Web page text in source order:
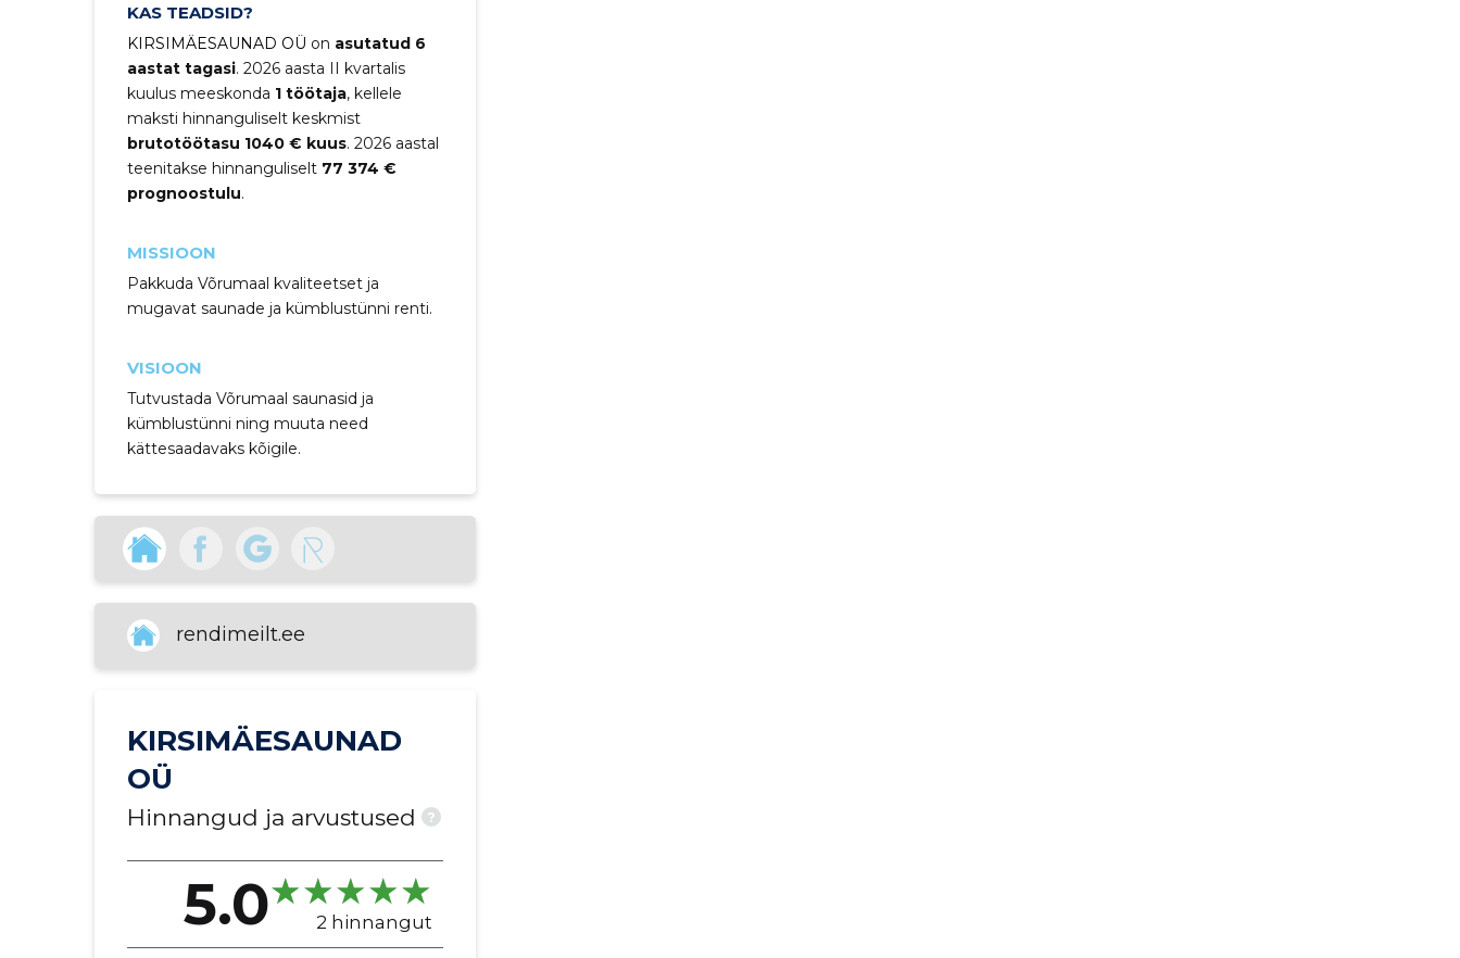
KAS TEADSID?
KIRSIMÄESAUNAD OÜ on asutatud 6
aastat tagasi. 2026 aasta II kvartalis
kuulus meeskonda 1 töötaja, kellele
maksti hinnanguliselt keskmist
brutotöötasu 1040 € kuus. 2026 aastal
teenitakse hinnanguliselt 77 374 €
prognoostulu.
MISSIOON
Pakkuda Võrumaal kvaliteetset ja
mugavat saunade ja kümblustünni renti.
VISIOON
Tutvustada Võrumaal saunasid ja
kümblustünni ning muuta need
kättesaadavaks kõigile.
rendimeilt.ee
KIRSIMÄESAUNAD
OÜ
Hinnangud ja arvustused ?
5.0 2 hinnangut